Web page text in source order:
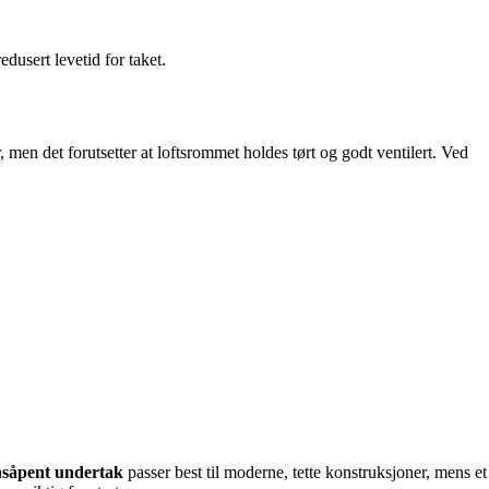
levetid for taket.
det forutsetter at loftsrommet holdes tørt og godt ventilert. Ved
undertak passer best til moderne, tette konstruksjoner, mens et